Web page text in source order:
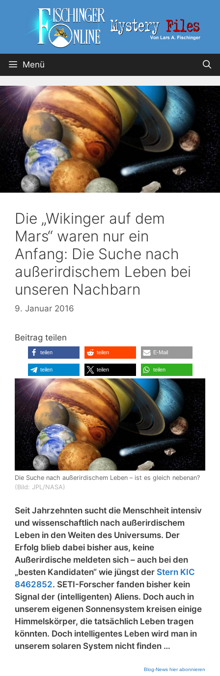
Menü
Die „Wikinger auf dem
Mars“ waren nur ein
Anfang: Die Suche nach
außerirdischem Leben bei
unseren Nachbarn
9. Januar 2016
Beitrag teilen
teilen teilen E-Mail
teilen teilen teilen
Die Suche nach außerirdischem Leben – ist es gleich nebenan?
(Bild: JPL/NASA)
Seit Jahrzehnten sucht die Menschheit intensiv
und wissenschaftlich nach außerirdischem
Leben in den Weiten des Universums. Der
Erfolg blieb dabei bisher aus, keine
Außerirdische meldeten sich – auch bei den
„besten Kandidaten“ wie jüngst der Stern KIC
8462852. SETI-Forscher fanden bisher kein
Signal der (intelligenten) Aliens. Doch auch in
unserem eigenen Sonnensystem kreisen einige
Himmelskörper, die tatsächlich Leben tragen
könnten. Doch intelligentes Leben wird man in
unserem solaren System nicht finden …
Blog-News hier abonnieren